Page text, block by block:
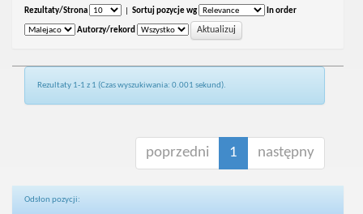
Rezultaty/Strona Sortuj pozycje wg In order
Autorzy/rekord
Rezultaty 1-1 z 1 (Czas wyszukiwania: 0.001 sekund).
poprzedni 1 następny
Odsłon pozycji: